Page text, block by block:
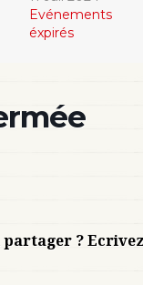
Evénements
éxpirés
partager ?